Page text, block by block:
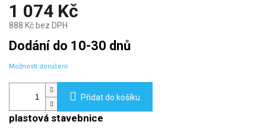
1 074 Kč
888 Kč bez DPH
Měrná
cena:
Dodání do 10-30 dnů
Možnosti doručení
Přidat do košíku
plastová stavebnice